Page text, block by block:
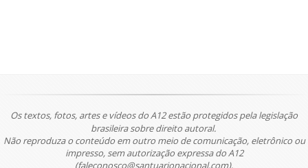
Os textos, fotos, artes e vídeos do A12 estão protegidos pela legislação
brasileira sobre direito autoral.
Não reproduza o conteúdo em outro meio de comunicação, eletrônico ou
impresso, sem autorização expressa do A12
(faleconosco@santuarionacional.com).